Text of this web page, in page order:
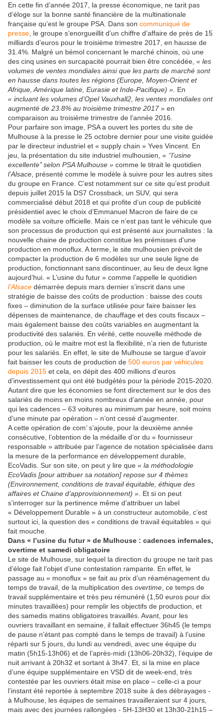
En cette fin d’année 2017, la presse économique, ne tarit pas
d’éloge sur la bonne santé financière de la multinationale
française qu’est le groupe PSA. Dans son communiqué de
presse , le groupe s’enorgueillit d’un chiffre d’affaire de près de 15
milliards d’euros pour le troisième trimestre 2017, en hausse de
31.4%. Malgré un bémol concernant le marché chinois, où une
des cinq usines en surcapacité pourrait bien être concédée, « les
volumes de ventes mondiales ainsi que les parts de marché sont
en hausse dans toutes les régions (Europe, Moyen-Orient et
Afrique, Amérique latine, Eurasie et Inde-Pacifique) » . En
« incluant les volumes d’Opel Vauxhall2, les ventes mondiales ont
augmenté de 23.8% au troisième trimestre 2017 » en
comparaison au troisième trimestre de l’année 2016.
Pour parfaire son image, PSA a ouvert les portes du site de
Mulhouse à la presse le 25 octobre dernier pour une visite guidée
par le directeur industriel et « supply chain » Yves Vincent. En
jeu, la présentation du site industriel mulhousien, « ‘’l’usine
excellente’’ selon PSA Mulhouse » comme le titrait le quotidien
l’Alsace , présenté comme le modèle à suivre pour les autres sites
du groupe en France. C’est notamment sur ce site qu’est produit
depuis juillet 2015 la DS7 Crossback, un SUV, qui sera
commercialisé début 2018 et qui profite d’un coup de publicité
présidentiel avec le choix d’Emmanuel Macron de faire de ce
modèle sa voiture officielle. Mais ce n’est pas tant le véhicule que
son processus de production qui est présenté aux journalistes : la
nouvelle chaine de production constitue les prémisses d’une
production en monoflux. A terme, le site mulhousien prévoit de
compacter la production de 6 modèles sur une seule ligne de
production, fonctionnant sans discontinuer, au lieu de deux ligne
aujourd’hui. « L’usine du futur » comme l’appelle le quotidien
l’Alsace démarrée depuis mars dernier s’inscrit dans une
stratégie de baisse des coûts de production : baisse des couts
fixes – diminution de la surface utilisée pour faire baisser les
dépenses de maintenance, de chauffage et des couts fiscaux –
mais également baisse des coûts variables en augmentant la
productivité des salariés. En vérité, cette nouvelle méthode de
production, où le maitre mot est la flexibilité, n’a rien de futuriste
pour les salariés. En effet, le site de Mulhouse se targue d’avoir
fait baisser les couts de production de 500 euros par véhicules
depuis 2015 et cela, en dépit des 400 millions d’euros
d’investissement qui ont été budgétés pour la période 2015-2020.
Autant dire que les économies se font directement sur le dos des
salariés de moins en moins nombreux d’année en année, pour
qui les cadences – 63 voitures au minimum par heure, soit moins
d’une minute par opération – n’ont cessé d’augmenter.
A cette opération de com’ s’ajoute, pour la deuxième année
consécutive, l’obtention de la médaille d’or du « fournisseur
responsable » attribuée par l’agence de notation spécialisée dans
la mesure de la performance en développement durable,
EcoVadis. Sur son site, on peut y lire que « la méthodologie
EcoVadis [pour attribuer sa notation] repose sur 4 thèmes
(Environnement, conditions de travail équitable, éthique des
affaires et Chaine d’approvisionnement) » . Et si on peut
s’interroger sur la pertinence même d’attribuer un label
« Développement Durable » à un constructeur automobile, c’est
surtout ici, la question des « conditions de travail équitables » qui
fait mouche.
Dans « l’usine du futur » de Mulhouse : cadences infernales,
overtime et samedi obligatoire
Le site de Mulhouse, sur lequel la direction du groupe ne tarit pas
d’éloge fait l’objet d’une contestation rampante. En effet, le
passage au « monoflux » se fait au prix d’un réaménagement du
temps de travail, de la multiplication des overtime , ce temps de
travail supplémentaire et très peu rémunéré (1,50 euros pour dix
minutes travaillées) pour remplir les objectifs de production, et
des samedis matins obligatoires travaillés. Avant, pour les
ouvriers travaillant en semaine, il fallait effectuer 36h45 (le temps
de pause n’étant pas compté dans le temps de travail) à l’usine
réparti sur 5 jours, du lundi au vendredi, avec une équipe du
matin (5h15-13h06) et de l’après-midi (13h06-20h32), l’équipe de
nuit arrivant à 20h32 et sortant à 3h47. Et, si la mise en place
d’une équipe supplémentaire en VSD dit de week-end, très
contestée par les ouvriers était mise en place – celle-ci a pour
l’instant été reportée à septembre 2018 suite à des débrayages -
à Mulhouse, les équipes de semaines travailleraient sur 4 jours,
mais avec des journées rallongées - 5H-13H30 et 13h30-21h15 –